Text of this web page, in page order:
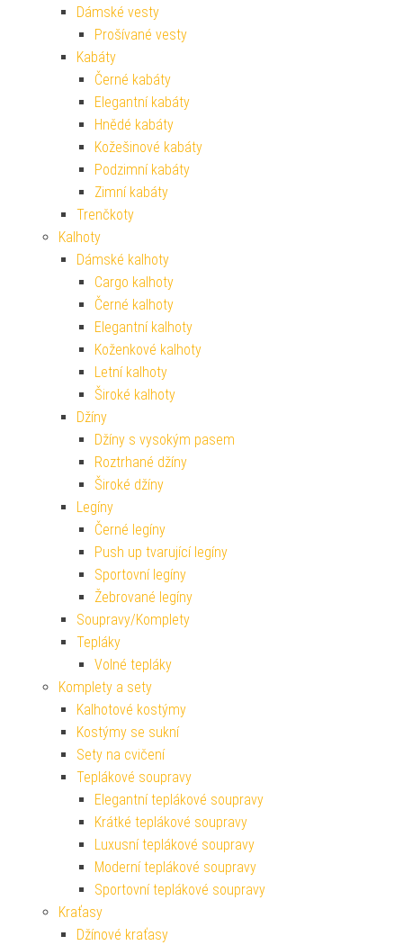
Dámské vesty
Prošívané vesty
Kabáty
Černé kabáty
Elegantní kabáty
Hnědé kabáty
Kožešinové kabáty
Podzimní kabáty
Zimní kabáty
Trenčkoty
Kalhoty
Dámské kalhoty
Cargo kalhoty
Černé kalhoty
Elegantní kalhoty
Koženkové kalhoty
Letní kalhoty
Široké kalhoty
Džíny
Džíny s vysokým pasem
Roztrhané džíny
Široké džíny
Legíny
Černé legíny
Push up tvarující legíny
Sportovní legíny
Žebrované legíny
Soupravy/Komplety
Tepláky
Volné tepláky
Komplety a sety
Kalhotové kostýmy
Kostýmy se sukní
Sety na cvičení
Teplákové soupravy
Elegantní teplákové soupravy
Krátké teplákové soupravy
Luxusní teplákové soupravy
Moderní teplákové soupravy
Sportovní teplákové soupravy
Kraťasy
Džínové kraťasy